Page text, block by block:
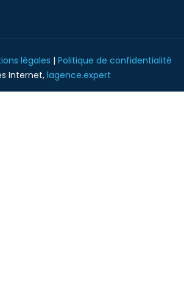
légales | Politique de confidentialité
Internet, lagence.expert